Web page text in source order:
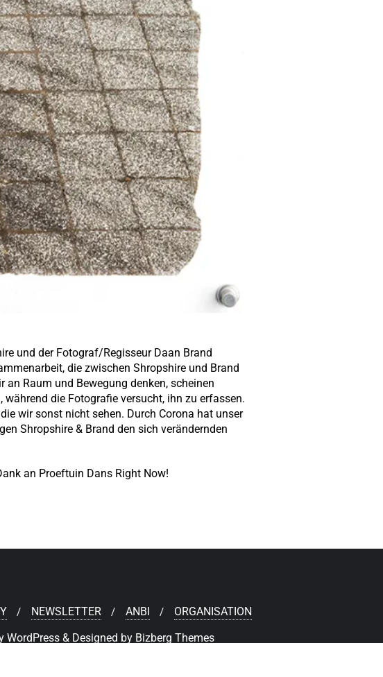
und der Fotograf/Regisseur Daan Brand
die zwischen Shropshire und Brand
Raum und Bewegung denken, scheinen
die Fotografie versucht, ihn zu erfassen.
wir sonst nicht sehen. Durch Corona hat unser
Shropshire & Brand den sich verändernden
an Proeftuin Dans Right Now!
NEWSLETTER ANBI
ORGANISATION
WordPress & Designed by Bizberg Themes